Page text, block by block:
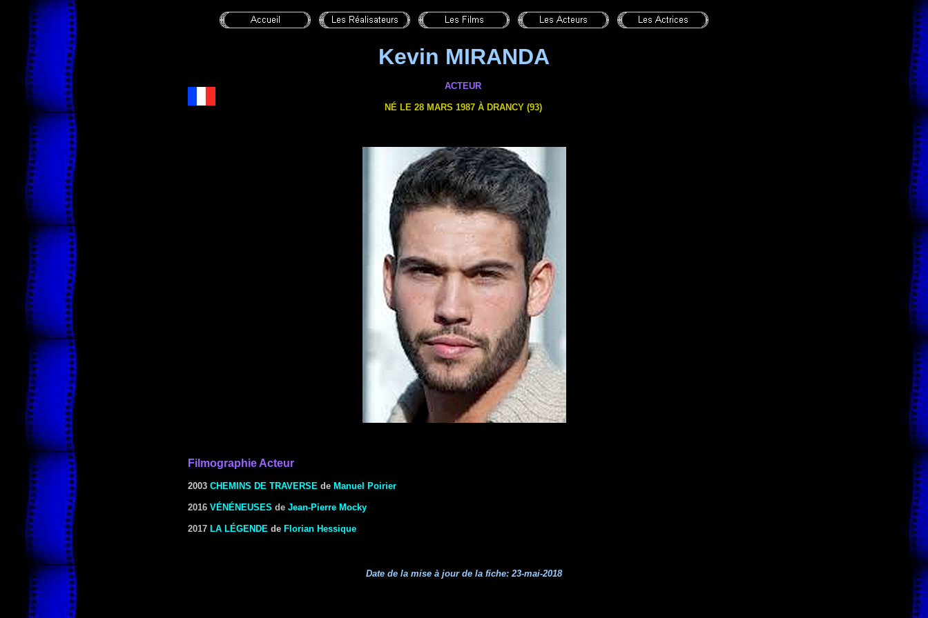
Kevin MIRANDA
ACTEUR
NÉ LE 28 MARS 1987 À DRANCY (93)
Filmographie Acteur
2003 CHEMINS DE TRAVERSE de Manuel Poirier
2016 VÉNÉNEUSES de Jean-Pierre Mocky
2017 LA LÉGENDE de Florian Hessique
Date de la mise à jour de la fiche:23-mai-2018